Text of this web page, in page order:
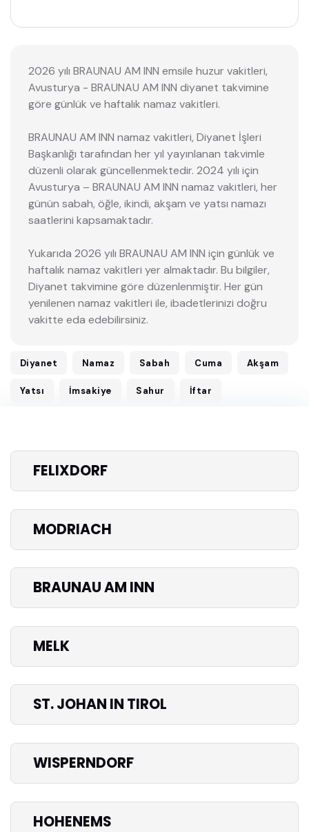
2026 yılı BRAUNAU AM INN emsile huzur vakitleri,
Avusturya - BRAUNAU AM INN diyanet takvimine
göre günlük ve haftalık namaz vakitleri.
BRAUNAU AM INN namaz vakitleri, Diyanet İşleri
Başkanlığı tarafından her yıl yayınlanan takvimle
düzenli olarak güncellenmektedir. 2024 yılı için
Avusturya – BRAUNAU AM INN namaz vakitleri, her
günün sabah, öğle, ikindi, akşam ve yatsı namazı
saatlerini kapsamaktadır.
Yukarıda 2026 yılı BRAUNAU AM INN için günlük ve
haftalık namaz vakitleri yer almaktadır. Bu bilgiler,
Diyanet takvimine göre düzenlenmiştir. Her gün
yenilenen namaz vakitleri ile, ibadetlerinizi doğru
vakitte eda edebilirsiniz.
Diyanet Namaz Sabah Cuma Akşam
Yatsı İmsakiye Sahur İftar
FELIXDORF
MODRIACH
BRAUNAU AM INN
MELK
ST. JOHAN IN TIROL
WISPERNDORF
HOHENEMS